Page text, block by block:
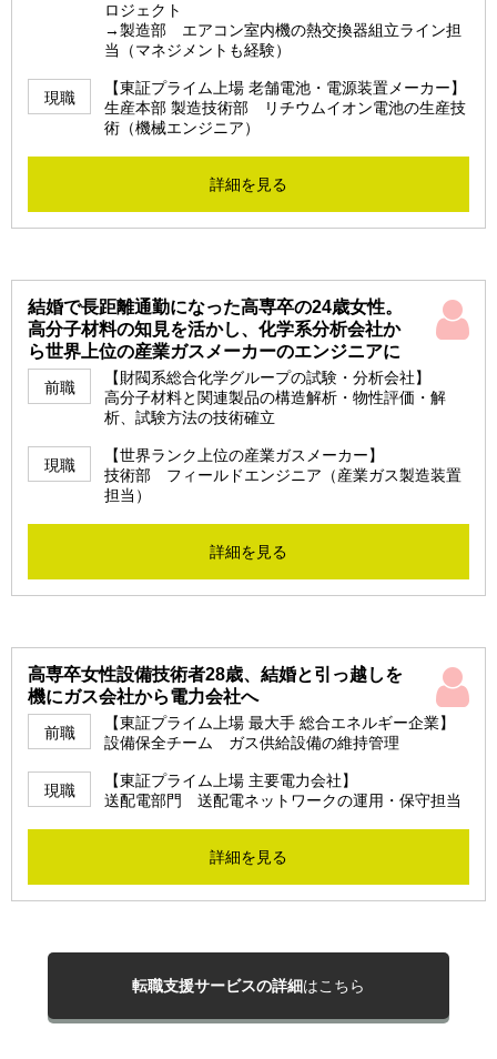
ロジェクト
→製造部 エアコン室内機の熱交換器組立ライン担
当（マネジメントも経験）
現職
【東証プライム上場 老舗電池・電源装置メーカー】
生産本部 製造技術部 リチウムイオン電池の生産技
術（機械エンジニア）
詳細を見る
結婚で長距離通勤になった高専卒の24歳女性。
高分子材料の知見を活かし、化学系分析会社か
ら世界上位の産業ガスメーカーのエンジニアに
前職
【財閥系総合化学グループの試験・分析会社】
高分子材料と関連製品の構造解析・物性評価・解
析、試験方法の技術確立
現職
【世界ランク上位の産業ガスメーカー】
技術部 フィールドエンジニア（産業ガス製造装置
担当）
詳細を見る
高専卒女性設備技術者28歳、結婚と引っ越しを
機にガス会社から電力会社へ
前職
【東証プライム上場 最大手 総合エネルギー企業】
設備保全チーム ガス供給設備の維持管理
現職
【東証プライム上場 主要電力会社】
送配電部門 送配電ネットワークの運用・保守担当
詳細を見る
転職支援サービスの詳細はこちら